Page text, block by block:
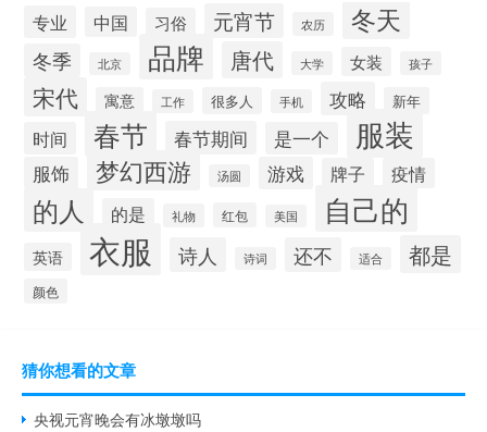
专业 中国 习俗 元宵节 农历 冬天
冬季 北京 品牌 唐代 大学 女装 孩子
宋代 寓意 工作 很多人 手机 攻略 新年
时间 春节 春节期间 是一个 服装
服饰 梦幻西游 汤圆 游戏 牌子 疫情
的人 的是 礼物 红包 美国 自己的
英语 衣服 诗人 诗词 还不 适合 都是
颜色
猜你想看的文章
央视元宵晚会有冰墩墩吗